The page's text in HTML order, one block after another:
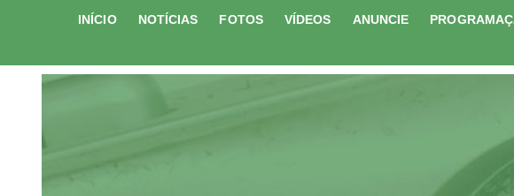
INÍCIO NOTÍCIAS FOTOS VÍDEOS ANUNCIE